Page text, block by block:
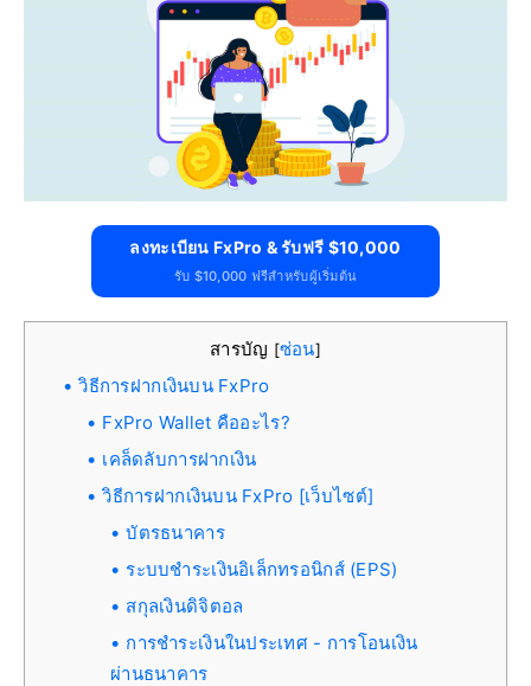
ลงทะเบียน FxPro & รับฟรี $10,000
รับ $10,000 ฟรีสำหรับผู้เริ่มต้น
สารบัญ [ซ่อน]
วิธีการฝากเงินบน FxPro
FxPro Wallet คืออะไร?
เคล็ดลับการฝากเงิน
วิธีการฝากเงินบน FxPro [เว็บไซต์]
บัตรธนาคาร
ระบบชำระเงินอิเล็กทรอนิกส์ (EPS)
สกุลเงินดิจิตอล
การชำระเงินในประเทศ - การโอนเงิน
ผ่านธนาคาร